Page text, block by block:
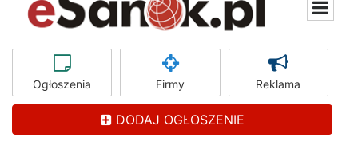
Ogłoszenia Firmy Reklama
DODAJ OGŁOSZENIE